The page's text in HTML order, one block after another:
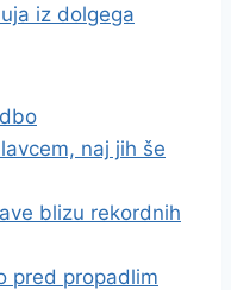
iz dolgega
naj jih še
blizu rekordnih
pred propadlim